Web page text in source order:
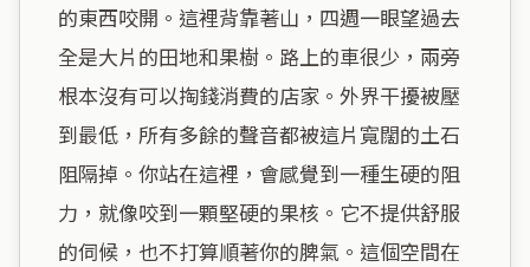
的東西咬開。這裡背靠著山，四週一眼望過去
全是大片的田地和果樹。路上的車很少，兩旁
根本沒有可以掏錢消費的店家。外界干擾被壓
到最低，所有多餘的聲音都被這片寬闊的土石
阻隔掉。你站在這裡，會感覺到一種生硬的阻
力，就像咬到一顆堅硬的果核。它不提供舒服
的伺候，也不打算順著你的脾氣。這個空間在